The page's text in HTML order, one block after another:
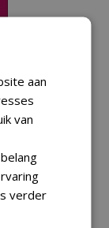
aan
van
verder